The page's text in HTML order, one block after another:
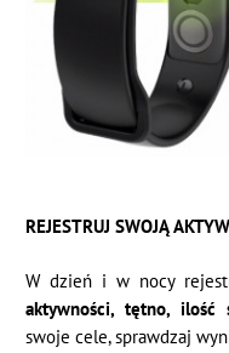
REJESTRUJ SWOJĄ
W dzień i w nocy
aktywności, tętno, ilość
swoje cele, sprawdzaj